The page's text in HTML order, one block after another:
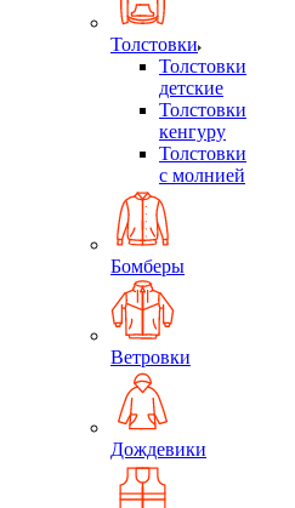
Толстовки
Толстовки
детские
Толстовки
кенгуру
Толстовки
с молнией
Бомберы
Ветровки
Дождевики